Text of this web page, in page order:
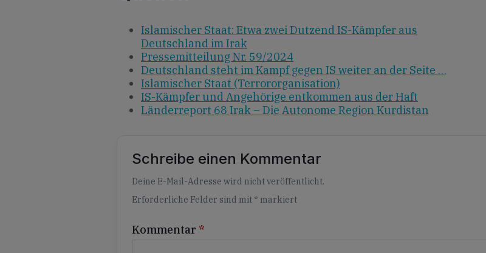
Islamischer Staat: Etwa zwei Dutzend IS-Kämpfer aus
Deutschland im Irak
Pressemitteilung Nr. 59/2024
Deutschland steht im Kampf gegen IS weiter an der Seite …
Islamischer Staat (Terrororganisation)
IS-Kämpfer und Angehörige entkommen aus der Haft
Länderreport 68 Irak – Die Autonome Region Kurdistan
Schreibe einen Kommentar
Deine E-Mail-Adresse wird nicht veröffentlicht.
Erforderliche Felder sind mit * markiert
Kommentar *
Alternative: